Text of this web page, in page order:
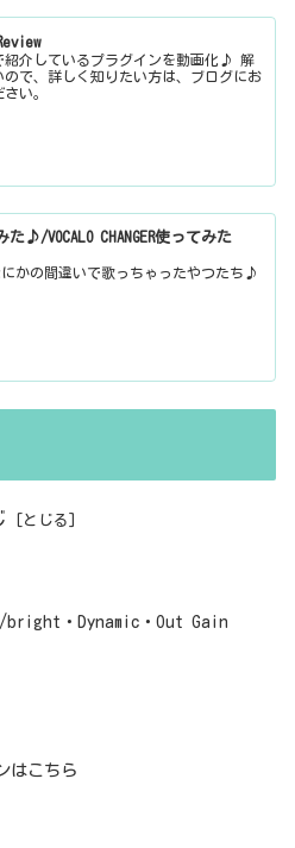
紹介しているプラグインを動画化♪ 解
ので、詳しく知りたい方は、ブログにお
い。
た♪/VOCALO CHANGER使ってみた
にかの間違いで歌っちゃったやつたち♪
・Dynamic・Out Gain
はこちら